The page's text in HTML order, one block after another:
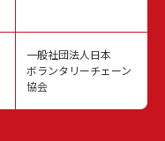
一般社団法人日本
ボランタリーチェーン
協会